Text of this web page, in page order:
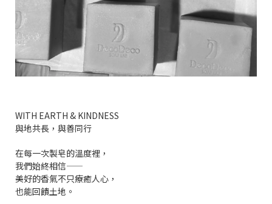
WITH EARTH & KINDNESS
與地共長，與善同行
在每一次製皂的溫度裡，
我們始終相信——
美好的香氣不只療癒人心，
也能回饋土地。